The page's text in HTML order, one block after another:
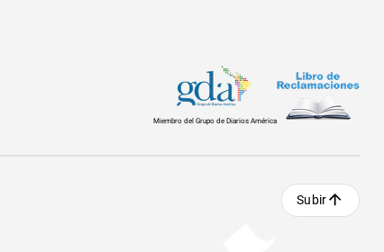
Miembro del Grupo de Diarios América
Subir